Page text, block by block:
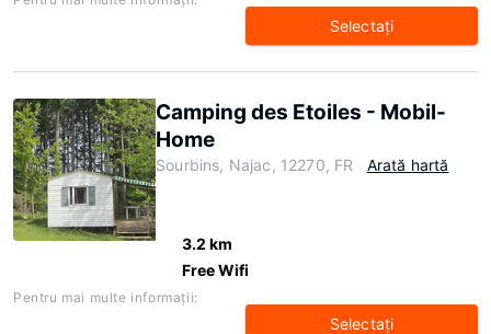
Selectaţi
Camping des Etoiles - Mobil-
Home
Sourbins, Najac, 12270, FR Arată hartă
3.2 km
Free Wifi
Pentru mai multe informaţii:
Selectaţi